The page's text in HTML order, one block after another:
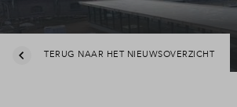
TERUG NAAR HET NIEUWSOVERZICHT